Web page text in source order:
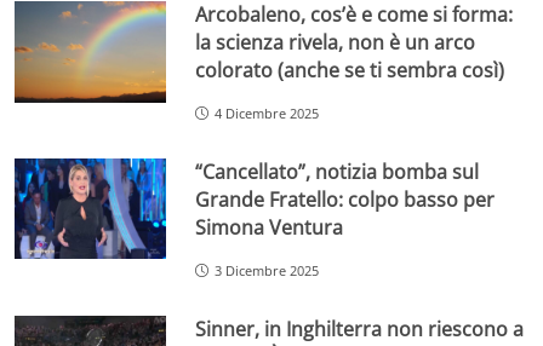
Arcobaleno, cos’è e come si forma:
la scienza rivela, non è un arco
colorato (anche se ti sembra così)
4 Dicembre 2025
“Cancellato”, notizia bomba sul
Grande Fratello: colpo basso per
Simona Ventura
3 Dicembre 2025
Sinner, in Inghilterra non riescono a